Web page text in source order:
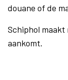
douane of de
Schiphol
aankomt.